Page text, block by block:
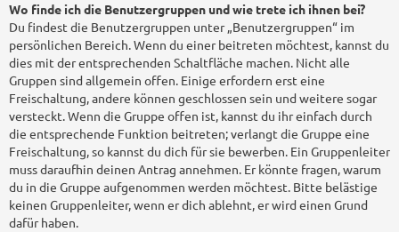
Wo finde ich die Benutzergruppen und wie trete ich ihnen bei?
Du findest die Benutzergruppen unter „Benutzergruppen“ im
persönlichen Bereich. Wenn du einer beitreten möchtest, kannst du
dies mit der entsprechenden Schaltfläche machen. Nicht alle
Gruppen sind allgemein offen. Einige erfordern erst eine
Freischaltung, andere können geschlossen sein und weitere sogar
versteckt. Wenn die Gruppe offen ist, kannst du ihr einfach durch
die entsprechende Funktion beitreten; verlangt die Gruppe eine
Freischaltung, so kannst du dich für sie bewerben. Ein Gruppenleiter
muss daraufhin deinen Antrag annehmen. Er könnte fragen, warum
du in die Gruppe aufgenommen werden möchtest. Bitte belästige
keinen Gruppenleiter, wenn er dich ablehnt, er wird einen Grund
dafür haben.